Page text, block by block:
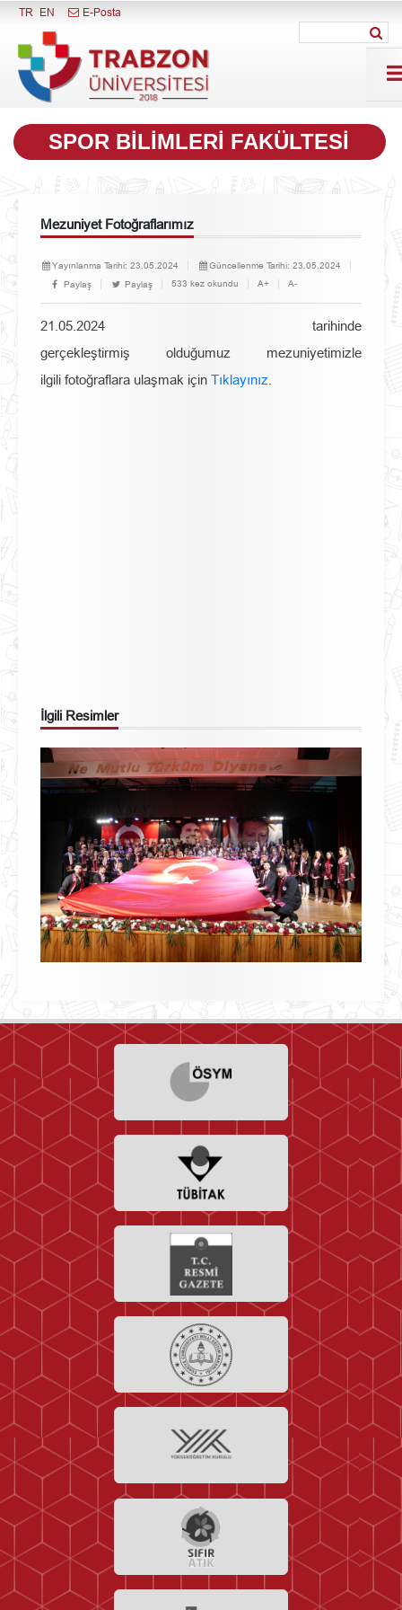
Menüyü Kapat
TR EN E-Posta
SPOR BILIMLERI FAKÜLTESI
Mezuniyet Fotoğraflarımız
Yayınlanma Tarihi: 23.05.2024 Güncellenme Tarihi: 23.05.2024
Paylaş
Paylaş 533 kez okundu A+ A-
21.05.2024 tarihinde
gerçekleştirmiş olduğumuz mezuniyetimizle
ilgili fotoğraflara ulaşmak için Tıklayınız
İlgili Resimler